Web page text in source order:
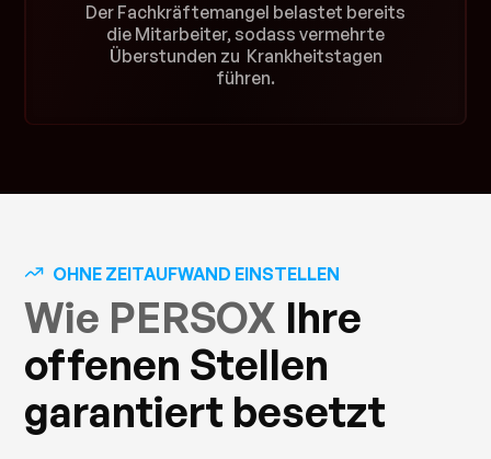
Der Fachkräftemangel belastet bereits
die Mitarbeiter, sodass vermehrte
Überstunden zu Krankheitstagen
führen.
OHNE ZEITAUFWAND EINSTELLEN
Wie PERSOX Ihre
offenen Stellen
garantiert besetzt